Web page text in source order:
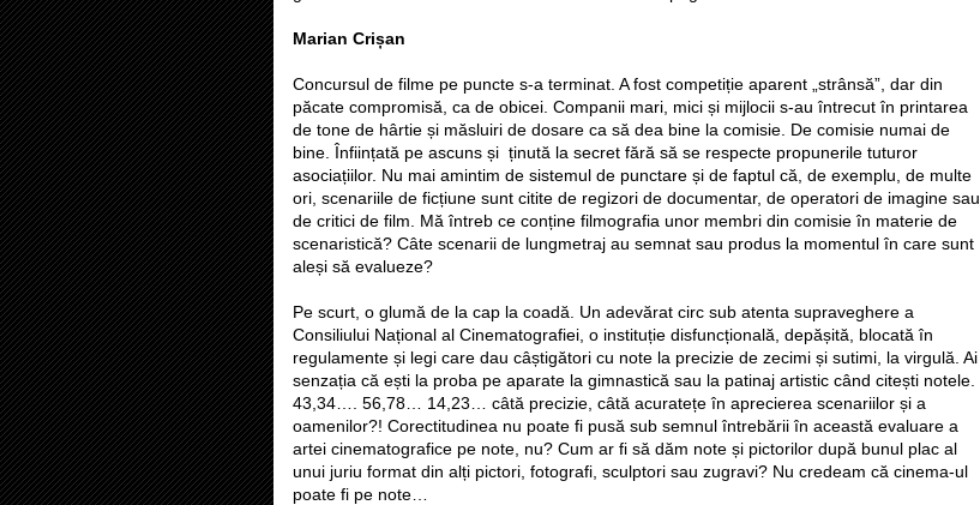
Marian Crișan
Concursul de filme pe puncte s-a terminat. A fost competiție aparent „strânsă”, dar din
păcate compromisă, ca de obicei. Companii mari, mici și mijlocii s-au întrecut în printarea
de tone de hârtie și măsluiri de dosare ca să dea bine la comisie. De comisie numai de
bine. Înființată pe ascuns și ținută la secret fără să se respecte propunerile tuturor
asociațiilor. Nu mai amintim de sistemul de punctare și de faptul că, de exemplu, de multe
ori, scenariile de ficțiune sunt citite de regizori de documentar, de operatori de imagine sau
de critici de film. Mă întreb ce conține filmografia unor membri din comisie în materie de
scenaristică? Câte scenarii de lungmetraj au semnat sau produs la momentul în care sunt
aleși să evalueze?
Pe scurt, o glumă de la cap la coadă. Un adevărat circ sub atenta supraveghere a
Consiliului Național al Cinematografiei, o instituție disfuncțională, depășită, blocată în
regulamente și legi care dau câștigători cu note la precizie de zecimi și sutimi, la virgulă. Ai
senzația că ești la proba pe aparate la gimnastică sau la patinaj artistic când citești notele.
43,34…. 56,78… 14,23… câtă precizie, câtă acuratețe în aprecierea scenariilor și a
oamenilor?! Corectitudinea nu poate fi pusă sub semnul întrebării în această evaluare a
artei cinematografice pe note, nu? Cum ar fi să dăm note și pictorilor după bunul plac al
unui juriu format din alți pictori, fotografi, sculptori sau zugravi? Nu credeam că cinema-ul
poate fi pe note…